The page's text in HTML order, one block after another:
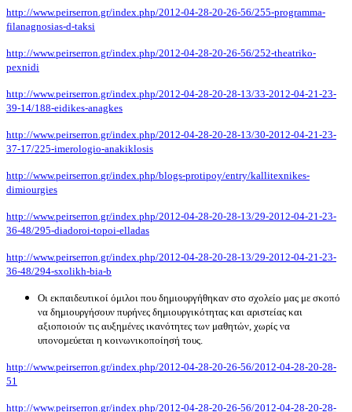
http://www.peirserron.gr/index.php/2012-04-28-20-26-56/255-programma-
filanagnosias-d-taksi
http://www.peirserron.gr/index.php/2012-04-28-20-26-56/252-theatriko-
pexnidi
http://www.peirserron.gr/index.php/2012-04-28-20-28-13/33-2012-04-21-23-
39-14/188-eidikes-anagkes
http://www.peirserron.gr/index.php/2012-04-28-20-28-13/30-2012-04-21-23-
37-17/225-imerologio-anakiklosis
http://www.peirserron gr/index php/blogs-protipoy/entry/kallitexnikes-
dimiourgies
http://www.peirserron.gr/index.php/2012-04-28-20-28-13/29-2012-04-21-23-
36-48/295-diadoroi-topoi-elladas
http://www.peirserron.gr/index.php/2012-04-28-20-28-13/29-2012-04-21-23-
36-48/294-sxolikh-bia-b
Οι εκπαιδευτικοί όμιλοι που δημιουργήθηκαν στο σχολείο μας με σκοπό
να δημιουργήσουν πυρήνες δημιουργικότητας και αριστείας και
αξιοποιούν τις αυξημένες ικανότητες των μαθητών, χωρίς να
υπονομεύεται η κοινωνικοποίησή τους.
http://www.peirserron.gr/index.php/2012-04-28-20-26-56/2012-04-28-20-28-
51
http://www.peirserron.gr/index.php/2012-04-28-20-26-56/2012-04-28-20-28-